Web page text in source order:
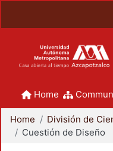
Home
Home
Cuestión de Diseño